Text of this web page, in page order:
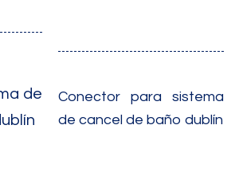
de
Conector para sistema
de cancel de baño dublín